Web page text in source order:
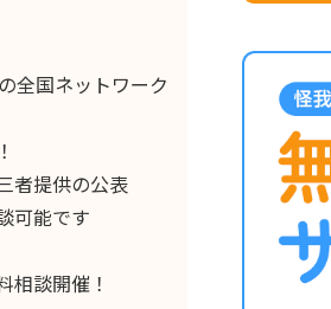
全国ネットワーク
者提供の公表
可能です
相談開催！